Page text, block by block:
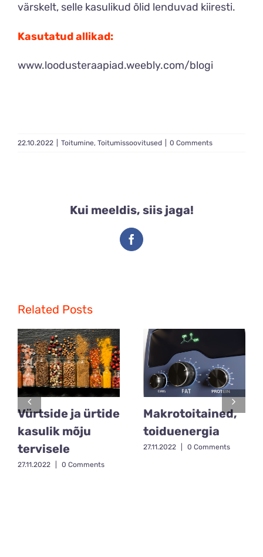
värskelt, selle kasulikud õlid lenduvad kiiresti.
Kasutatud allikad:
www.loodusteraapiad.weebly.com/blogi
22.10.2022 Toitumine, Toitumissoovitused 0 Comments
Kui meeldis, siis jaga!
Facebook
Related Posts
Vürtside ja ürtide
kasulik mõju
tervisele
27.11.2022 0 Comments
Makrotoitained,
toiduenergia
27.11.2022 0 Comments